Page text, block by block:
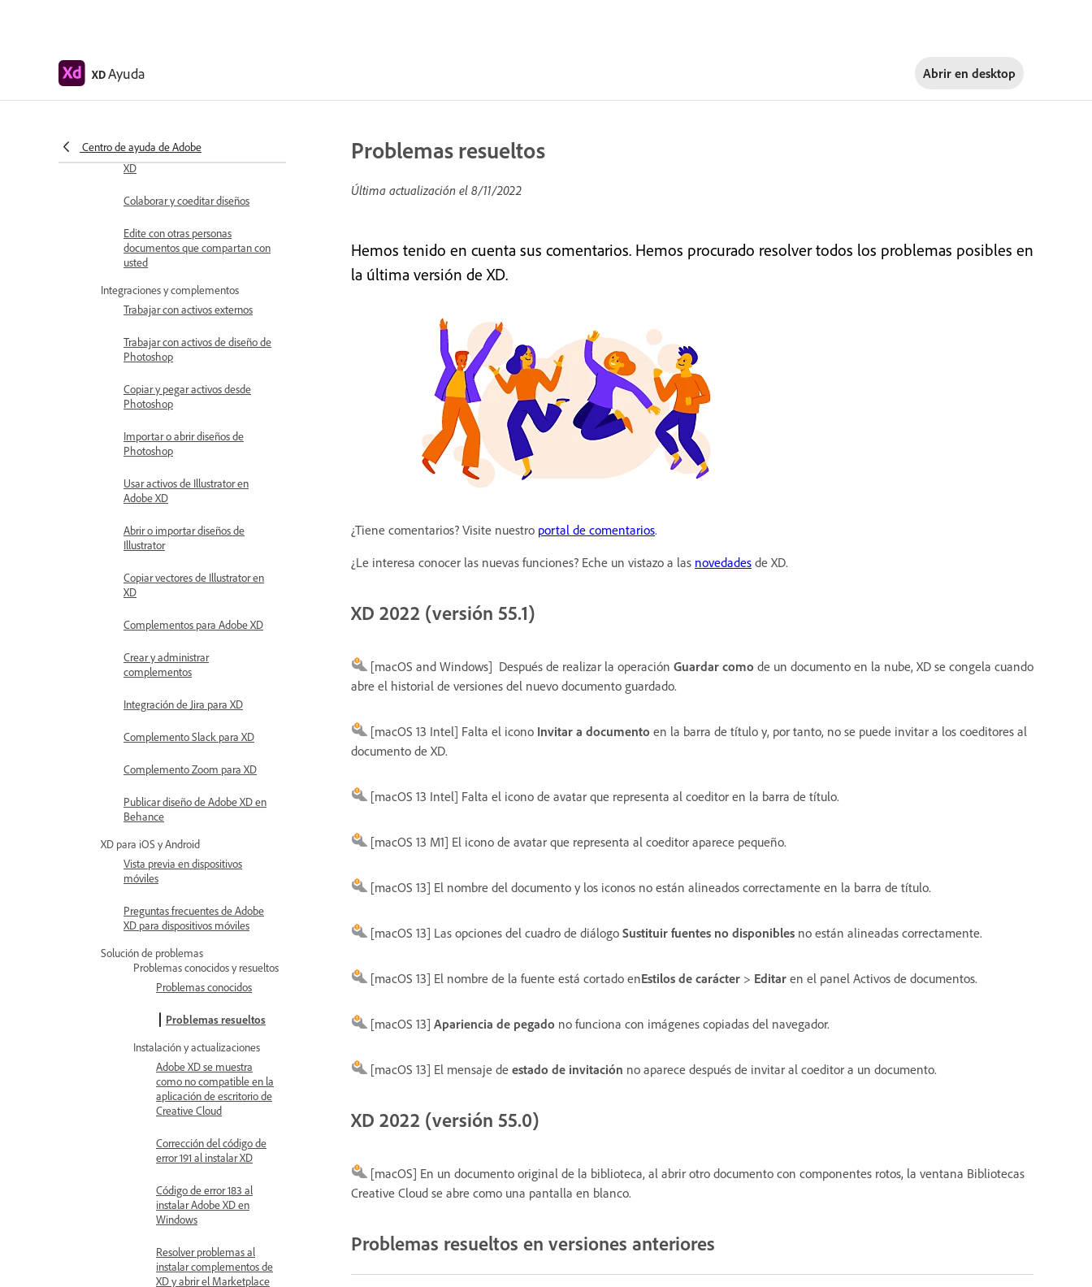
XDAyuda Abrir en desktop
Centro de ayuda de Adobe
Documentos en la nube en Adobe
XD
Colaborar y coeditar diseños
Edite con otras personas
documentos que compartan con
usted
Integraciones y complementos
Trabajar con activos externos
Trabajar con activos de diseño de
Photoshop
Copiar y pegar activos desde
Photoshop
Importar o abrir diseños de
Photoshop
Usar activos de Illustrator en
Adobe XD
Abrir o importar diseños de
Illustrator
Copiar vectores de Illustrator en
XD
Complementos para Adobe XD
Crear y administrar
complementos
Integración de Jira para XD
Complemento Slack para XD
Complemento Zoom para XD
Publicar diseño de Adobe XD en
Behance
XD para iOS y Android
Vista previa en dispositivos
móviles
Preguntas frecuentes de Adobe
XD para dispositivos móviles
Solución de problemas
Problemas conocidos y resueltos
Problemas conocidos
Problemas resueltos
Instalación y actualizaciones
Adobe XD se muestra
como no compatible en la
aplicación de escritorio de
Creative Cloud
Corrección del código de
error 191 al instalar XD
Código de error 183 al
instalar Adobe XD en
Windows
Resolver problemas al
instalar complementos de
XD y abrir el Marketplace
Problemas resueltos
Última actualización el 8/11/2022
Hemos tenido en cuenta sus comentarios. Hemos procurado resolver todos los problemas posibles en
la última versión de XD.
¿Tiene comentarios? Visite nuestro portal de comentarios.
¿Le interesa conocer las nuevas funciones? Eche un vistazo a las novedades de XD.
XD 2022 (versión 55.1)
[macOS and Windows] Después de realizar la operación Guardar como de un documento en la nube, XD se congela cuando
abre el historial de versiones del nuevo documento guardado.
[macOS 13 Intel] Falta el icono Invitar a documento en la barra de título y, por tanto, no se puede invitar a los coeditores al
documento de XD.
[macOS 13 Intel] Falta el icono de avatar que representa al coeditor en la barra de título.
[macOS 13 M1] El icono de avatar que representa al coeditor aparece pequeño.
[macOS 13] El nombre del documento y los iconos no están alineados correctamente en la barra de título.
[macOS 13] Las opciones del cuadro de diálogo Sustituir fuentes no disponibles no están alineadas correctamente.
[macOS 13] El nombre de la fuente está cortado enEstilos de carácter > Editar en el panel Activos de documentos.
[macOS 13] Apariencia de pegado no funciona con imágenes copiadas del navegador.
[macOS 13] El mensaje de estado de invitación no aparece después de invitar al coeditor a un documento.
XD 2022 (versión 55.0)
[macOS] En un documento original de la biblioteca, al abrir otro documento con componentes rotos, la ventana Bibliotecas
Creative Cloud se abre como una pantalla en blanco.
Problemas resueltos en versiones anteriores